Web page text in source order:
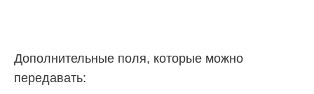
Дополнительные поля, которые можно
передавать: